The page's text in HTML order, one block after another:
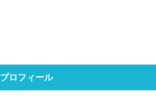
プロフィール